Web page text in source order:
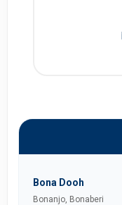
Bona Dooh
Bonanjo, Bonaberi